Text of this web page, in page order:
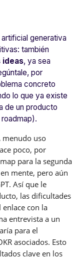
generativa
también
ideas, ya sea
por
concreto
lo que ya existe
de un producto
menudo uso
poco, por
para la segunda
mente, pero aún
Así que le
las dificultades
con la
entrevista a un
para el
asociados. Esto
clave en los